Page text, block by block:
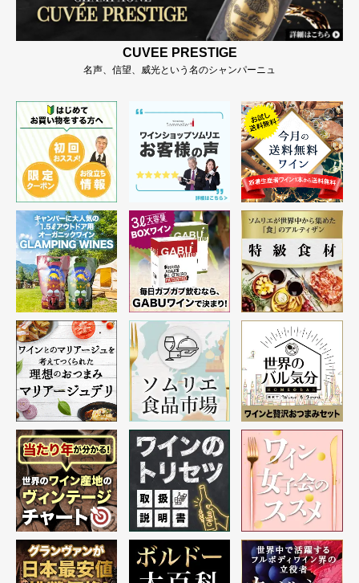
CUVEE PRESTIGE
名声、信望、威光という名のシャンパーニュ